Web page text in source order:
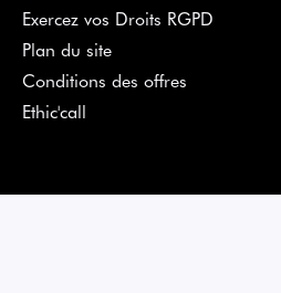
Exercez vos Droits RGPD
Plan du site
Conditions des offres
Ethic'call